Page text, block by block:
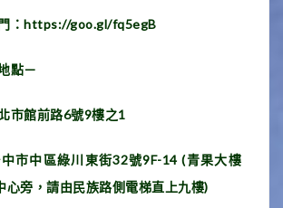
： https://goo.gl/fq5egB
點－
市館前路6號9樓之1
市中區綠川東街32號9F-14 (青果大樓
心旁，請由民族路側電梯直上九樓)